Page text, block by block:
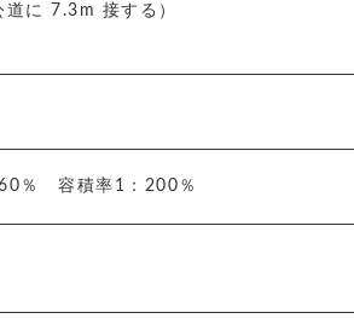
に 7.3m 接する）
％ 容積率1：200％